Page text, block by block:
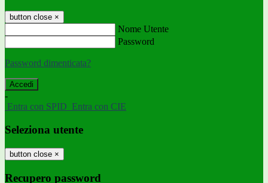
button close ×
Nome Utente
Password
Password dimenticata?
-
Entra con SPID Entra con CIE
Seleziona utente
button close ×
Recupero password